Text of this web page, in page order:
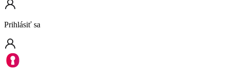
Prihlásiť sa